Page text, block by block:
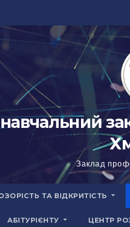
Заклад
ТА ВІДКРИТІСТЬ
АБІТУРІЄНТУ ЦЕНТР